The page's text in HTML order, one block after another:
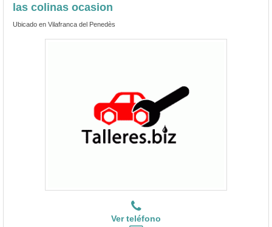
las colinas ocasion
Ubicado en Vilafranca del Penedès
Ver teléfono